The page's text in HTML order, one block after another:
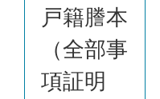
戸籍謄本
（全部事
項証明